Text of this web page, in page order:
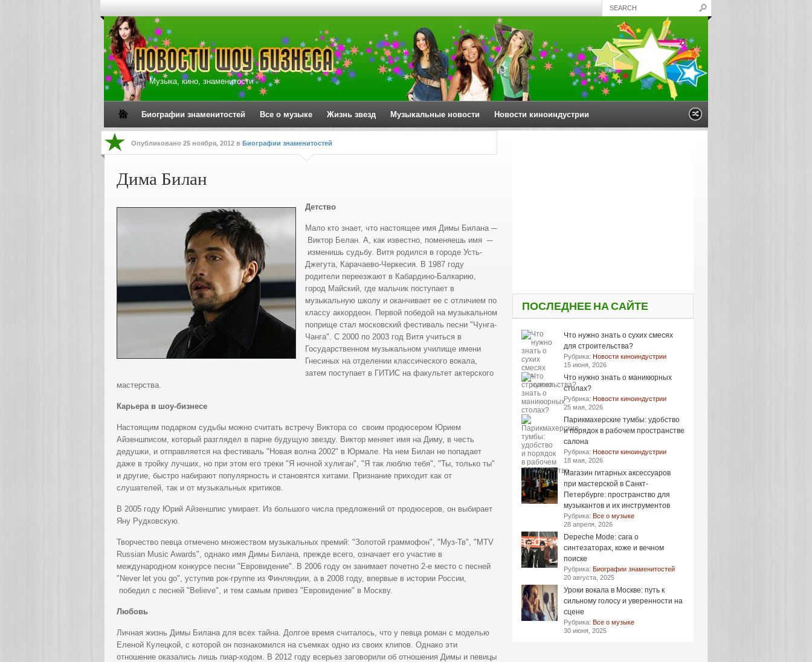
Музыка, кино, знаменитости
Биографии знаменитостей Все о музыке Жизнь звезд Музыкальные новости Новости киноиндустрии
Опубликовано 25 ноября, 2012 в Биографии знаменитостей
Дима Билан
Детство
Мало кто знает, что настоящее имя Димы Билана ─
Виктор Белан. А, как известно, поменяешь имя ─
изменишь судьбу. Витя родился в городе Усть-
Джегута, Карачаево-Черкесия. В 1987 году
родители переезжают в Кабардино-Балкарию,
город Майский, где мальчик поступает в
музыкальную школу и оканчивает ее с отличием по
классу аккордеон. Первой победой на музыкальном
поприще стал московский фестиваль песни "Чунга-
Чанга". С 2000 по 2003 год Витя учиться в
Государственном музыкальном училище имени
Гнесиных на отделении классического вокала,
затем поступает в ГИТИС на факультет актерского
мастерства.
Карьера в шоу-бизнесе
Настоящим подарком судьбы можно считать встречу Виктора со своим продюсером Юрием
Айзеншписом, который разглядел в парне будущую звезду. Виктор меняет имя на Диму, в честь
дедушки, и отправляется на фестиваль "Новая волна 2002" в Юрмале. На нем Билан не попадает
даже в тройку лучших, но при этом его треки "Я ночной хулиган", "Я так люблю тебя", "Ты, только ты"
и другие, быстро набирают популярность и становятся хитами. Признание приходит как от
слушателей, так и от музыкальных критиков.
В 2005 году Юрий Айзеншпис умирает. Из большого числа предложений от продюсеров, он выбирает
Яну Рудковскую.
Творчество певца отмечено множеством музыкальных премий: "Золотой граммофон", "Муз-Тв", "MTV
Russian Music Awards", однако имя Димы Билана, прежде всего, означает его участие в
международном конкурсе песни "Евровидение". В 2006 году он занимает почетно 2-е место с песней
"Never let you go", уступив рок-группе из Финляндии, а в 2008 году, впервые в истории России,
победил с песней "Believe", и тем самым привез "Евровидение" в Москву.
Любовь
Личная жизнь Димы Билана для всех тайна. Долгое время считалось, что у певца роман с моделью
Еленой Кулецкой, с которой он познакомился на съемках одно из своих клипов. Однако эти
отношение оказались лишь пиар-ходом. В 2012 году всерьез заговорили об отношения Димы и певицы
ПОСЛЕДНЕЕ НА САЙТЕ
Что нужно знать о сухих смесях
для строительства?
Рубрика: Новости киноиндустрии
15 июня, 2026
Что нужно знать о маникюрных
столах?
Рубрика: Новости киноиндустрии
25 мая, 2026
Парикмахерские тумбы: удобство
и порядок в рабочем пространстве
салона
Рубрика: Новости киноиндустрии
18 мая, 2026
Магазин гитарных аксессуаров
при мастерской в Санкт-
Петербурге: пространство для
музыкантов и их инструментов
Рубрика: Все о музыке
28 апреля, 2026
Depeche Mode: сага о
синтезаторах, коже и вечном
поиске
Рубрика: Биографии знаменитостей
20 августа, 2025
Уроки вокала в Москве: путь к
сильному голосу и уверенности на
сцене
Рубрика: Все о музыке
30 июня, 2025